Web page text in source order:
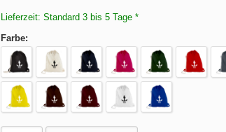
Lieferzeit: Standard 3 bis 5 Tage *
Farbe: